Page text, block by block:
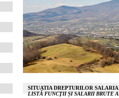
SITUATIA DREPTURILOR
LISTĂ FUNCȚII ȘI SALARII BRUTE